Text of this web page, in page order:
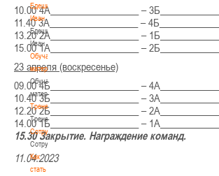
Едешко
Иван
Едешко
Иван
Обучающие
материалы
Обучающие
материалы
Тренерам
Тренерам
Сотрудничество
Сотрудничество
Как
стать
10.00 4А__________________ –
11.40 3А__________________ –
13.20 2А__________________ –
15.00 1А__________________ –
23 апреля (воскресенье)
09.00 4Б__________________ –
10.40 3Б__________________ –
12.20 2Б__________________ –
14.00 1Б__________________ –
15.30 Закрытие. Награждение команд.
11.04.2023